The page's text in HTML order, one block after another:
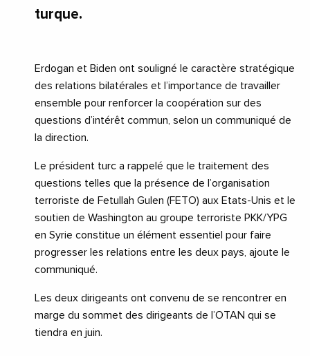
turque.
Erdogan et Biden ont souligné le caractère stratégique
des relations bilatérales et l’importance de travailler
ensemble pour renforcer la coopération sur des
questions d’intérêt commun, selon un communiqué de
la direction.
Le président turc a rappelé que le traitement des
questions telles que la présence de l’organisation
terroriste de Fetullah Gulen (FETO) aux Etats-Unis et le
soutien de Washington au groupe terroriste PKK/YPG
en Syrie constitue un élément essentiel pour faire
progresser les relations entre les deux pays, ajoute le
communiqué.
Les deux dirigeants ont convenu de se rencontrer en
marge du sommet des dirigeants de l’OTAN qui se
tiendra en juin.